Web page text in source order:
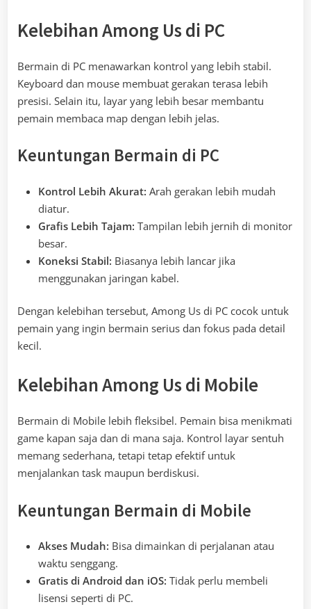
Kelebihan Among Us di PC
Bermain di PC menawarkan kontrol yang lebih stabil.
Keyboard dan mouse membuat gerakan terasa lebih
presisi. Selain itu, layar yang lebih besar membantu
pemain membaca map dengan lebih jelas.
Keuntungan Bermain di PC
Kontrol Lebih Akurat: Arah gerakan lebih mudah
diatur.
Grafis Lebih Tajam: Tampilan lebih jernih di monitor
besar.
Koneksi Stabil: Biasanya lebih lancar jika
menggunakan jaringan kabel.
Dengan kelebihan tersebut, Among Us di PC cocok untuk
pemain yang ingin bermain serius dan fokus pada detail
kecil.
Kelebihan Among Us di Mobile
Bermain di Mobile lebih fleksibel. Pemain bisa menikmati
game kapan saja dan di mana saja. Kontrol layar sentuh
memang sederhana, tetapi tetap efektif untuk
menjalankan task maupun berdiskusi.
Keuntungan Bermain di Mobile
Akses Mudah: Bisa dimainkan di perjalanan atau
waktu senggang.
Gratis di Android dan iOS: Tidak perlu membeli
lisensi seperti di PC.